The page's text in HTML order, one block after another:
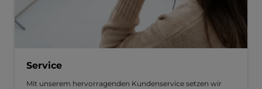
Service
Mit unserem hervorragenden Kundenservice setzen wir